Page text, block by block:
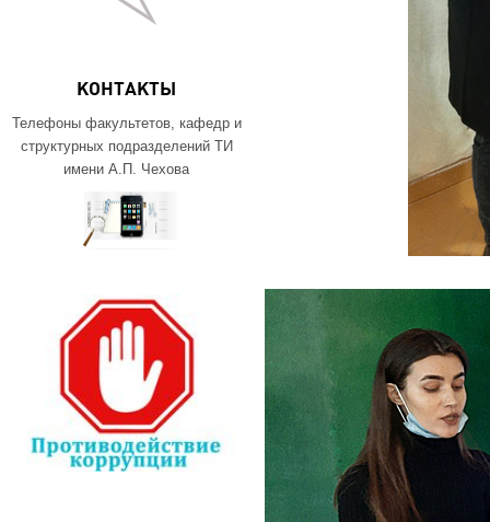
КОНТАКТЫ
Телефоны факультетов, кафедр и
структурных подразделений ТИ
имени А.П. Чехова